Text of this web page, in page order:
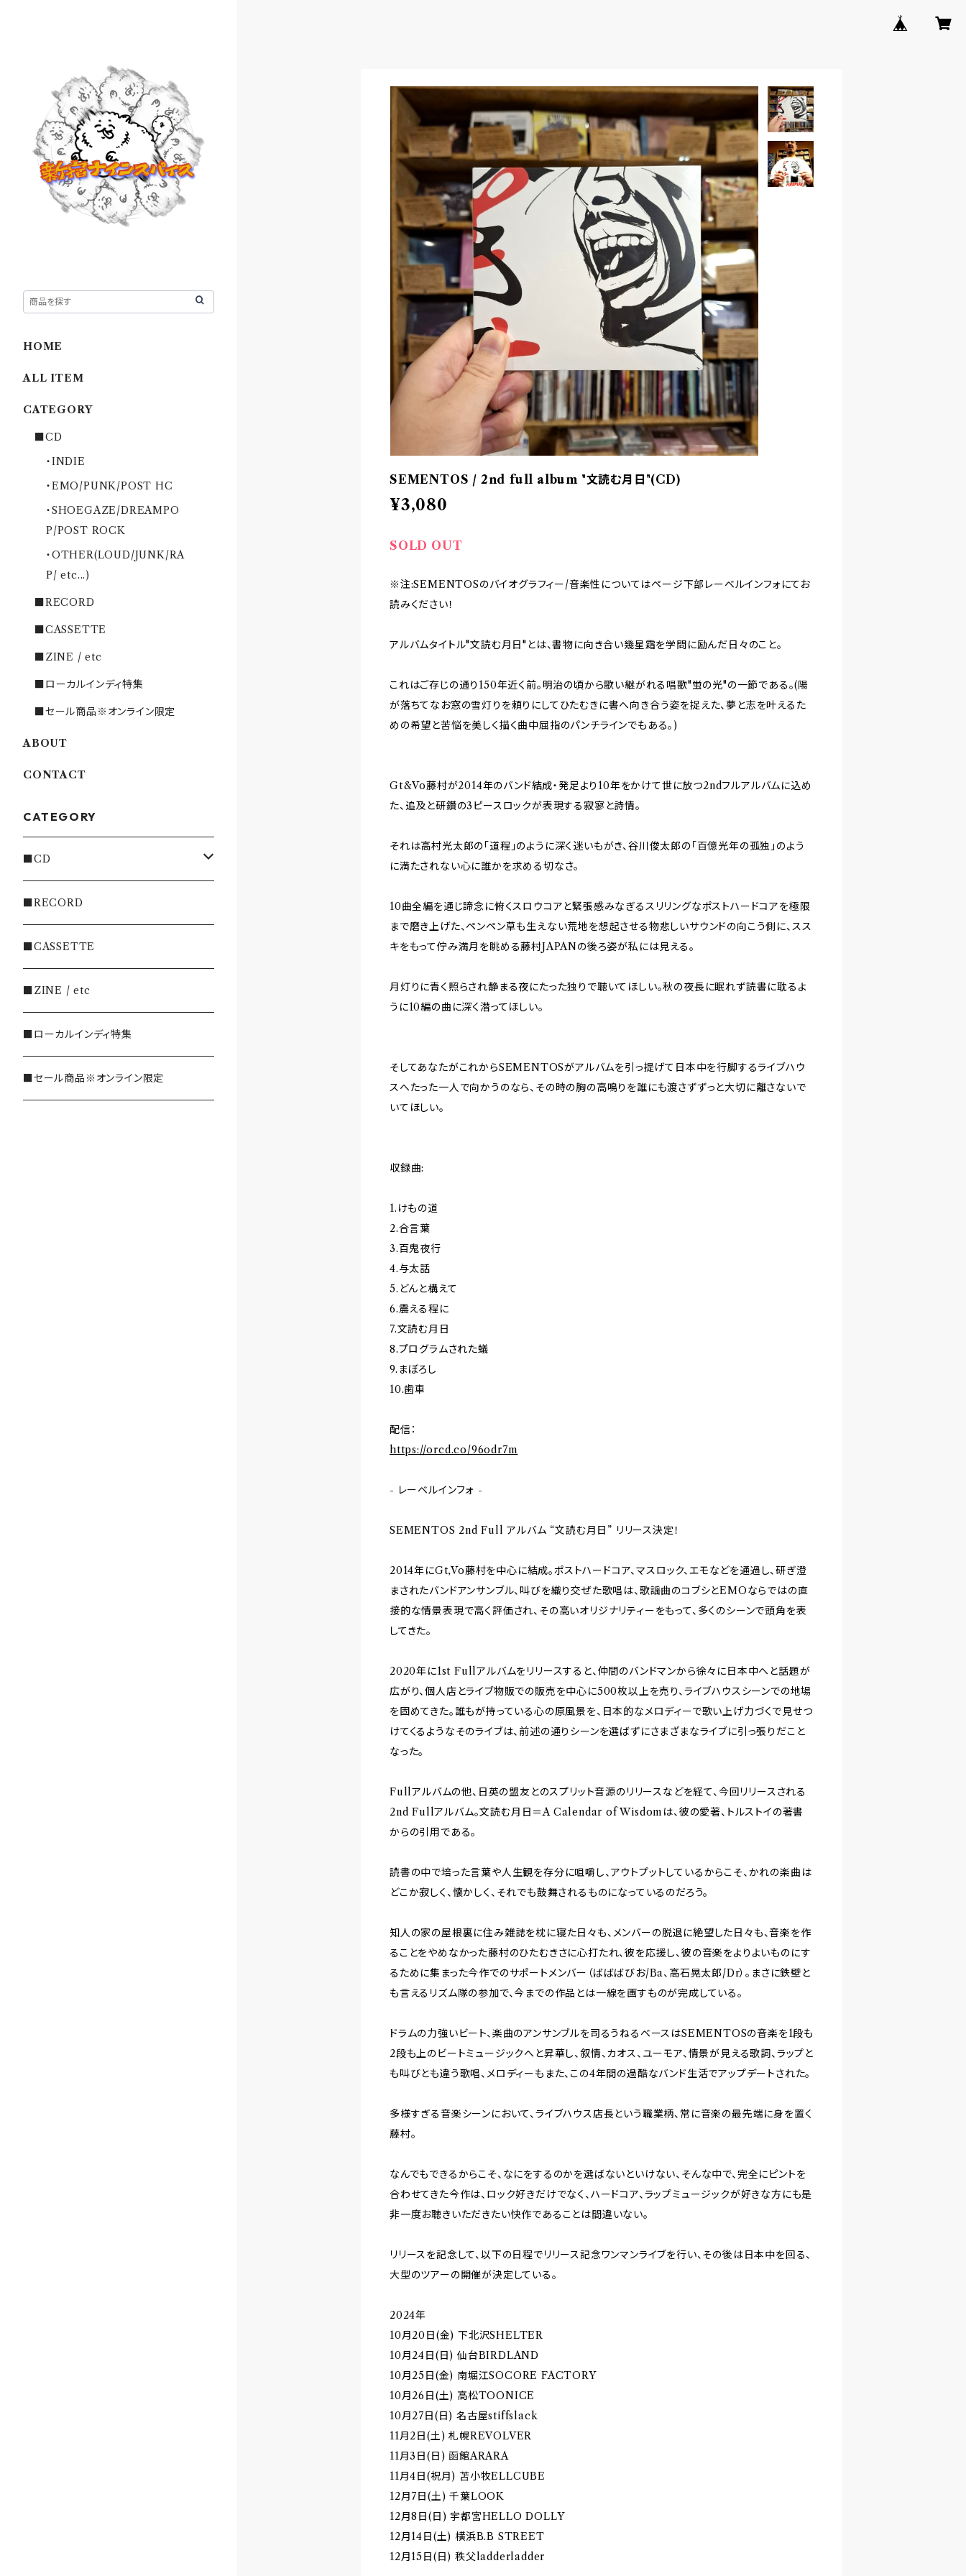
SEMENTOS / 2nd full album "文読む月日"(CD)
¥3,080
SOLD OUT
※注:SEMENTOSのバイオグラフィー/音楽性についてはページ下部レーベルインフォにてお
読みください！
アルバムタイトル"文読む月日"とは、書物に向き合い幾星霜を学問に励んだ日々のこと。
これはご存じの通り150年近く前。明治の頃から歌い継がれる唱歌"蛍の光"の一節である。(陽
が落ちてなお窓の雪灯りを頼りにしてひたむきに書へ向き合う姿を捉えた、夢と志を叶えるた
めの希望と苦悩を美しく描く曲中屈指のパンチラインでもある。)
Gt&Vo藤村が2014年のバンド結成・発足より10年をかけて世に放つ2ndフルアルバムに込め
た、追及と研鑽の3ピースロックが表現する寂寥と詩情。
それは高村光太郎の「道程」のように深く迷いもがき、谷川俊太郎の「百億光年の孤独」のよう
に満たされない心に誰かを求める切なさ。
10曲全編を通じ諦念に俯くスロウコアと緊張感みなぎるスリリングなポストハードコアを極限
まで磨き上げた、ペンペン草も生えない荒地を想起させる物悲しいサウンドの向こう側に、スス
キをもって佇み満月を眺める藤村JAPANの後ろ姿が私には見える。
月灯りに青く照らされ静まる夜にたった独りで聴いてほしい。秋の夜長に眠れず読書に耽るよ
うに10編の曲に深く潜ってほしい。
そしてあなたがこれからSEMENTOSがアルバムを引っ提げて日本中を行脚するライブハウ
スへたった一人で向かうのなら、その時の胸の高鳴りを誰にも渡さずずっと大切に離さないで
いてほしい。
収録曲:
1.けもの道
2.合言葉
3.百鬼夜行
4.与太話
5.どんと構えて
6.震える程に
7.文読む月日
8.プログラムされた蟻
9.まぼろし
10.歯車
配信：
https://orcd.co/96odr7m
- レーベルインフォ -
SEMENTOS 2nd Full アルバム “文読む月日” リリース決定！
2014年にGt,Vo藤村を中心に結成。ポストハードコア、マスロック、エモなどを通過し、研ぎ澄
まされたバンドアンサンブル、叫びを織り交ぜた歌唱は、歌謡曲のコブシとEMOならではの直
接的な情景表現で高く評価され、その高いオリジナリティーをもって、多くのシーンで頭角を表
してきた。
2020年に1st Fullアルバムをリリースすると、仲間のバンドマンから徐々に日本中へと話題が
広がり、個人店とライブ物販での販売を中心に500枚以上を売り、ライブハウスシーンでの地場
を固めてきた。誰もが持っている心の原風景を、日本的なメロディーで歌い上げ力づくで見せつ
けてくるようなそのライブは、前述の通りシーンを選ばずにさまざまなライブに引っ張りだこと
なった。
Fullアルバムの他、日英の盟友とのスプリット音源のリリースなどを経て、今回リリースされる
2nd Fullアルバム。文読む月日＝A Calendar of Wisdomは、彼の愛著、トルストイの著書
からの引用である。
読書の中で培った言葉や人生観を存分に咀嚼し、アウトプットしているからこそ、かれの楽曲は
どこか寂しく、懐かしく、それでも鼓舞されるものになっているのだろう。
知人の家の屋根裏に住み雑誌を枕に寝た日々も、メンバーの脱退に絶望した日々も、音楽を作
ることをやめなかった藤村のひたむきさに心打たれ、彼を応援し、彼の音楽をよりよいものにす
るために集まった今作でのサポートメンバー（ばばばびお/Ba、高石晃太郎/Dr）。まさに鉄壁と
も言えるリズム隊の参加で、今までの作品とは一線を画すものが完成している。
ドラムの力強いビート、楽曲のアンサンブルを司るうねるベースはSEMENTOSの音楽を1段も
2段も上のビートミュージックへと昇華し、叙情、カオス、ユーモア、情景が見える歌詞、ラップと
も叫びとも違う歌唱、メロディーもまた、この4年間の過酷なバンド生活でアップデートされた。
多様すぎる音楽シーンにおいて、ライブハウス店長という職業柄、常に音楽の最先端に身を置く
藤村。
なんでもできるからこそ、なにをするのかを選ばないといけない、そんな中で、完全にピントを
合わせてきた今作は、ロック好きだけでなく、ハードコア、ラップミュージックが好きな方にも是
非一度お聴きいただきたい快作であることは間違いない。
リリースを記念して、以下の日程でリリース記念ワンマンライブを行い、その後は日本中を回る、
大型のツアーの開催が決定している。
2024年
10月20日(金) 下北沢SHELTER
10月24日(日) 仙台BIRDLAND
10月25日(金) 南堀江SOCORE FACTORY
10月26日(土) 高松TOONICE
10月27日(日) 名古屋stiffslack
11月2日(土) 札幌REVOLVER
11月3日(日) 函館ARARA
11月4日(祝月) 苫小牧ELLCUBE
12月7日(土) 千葉LOOK
12月8日(日) 宇都宮HELLO DOLLY
12月14日(土) 横浜B.B STREET
12月15日(日) 秩父ladderladder
HOME
ALL ITEM
CATEGORY
■CD
・INDIE
・EMO/PUNK/POST HC
・SHOEGAZE/DREAMPO
P/POST ROCK
・OTHER(LOUD/JUNK/RA
P/ etc...)
■RECORD
■CASSETTE
■ZINE / etc
■ローカルインディ特集
■セール商品※オンライン限定
ABOUT
CONTACT
CATEGORY
■CD
・INDIE
・EMO/PUNK/POST HC
・SHOEGAZE/DREAMPOP/POST
ROCK
・OTHER(LOUD/JUNK/RAP/ et
c...)
■RECORD
■CASSETTE
■ZINE / etc
■ローカルインディ特集
■セール商品※オンライン限定